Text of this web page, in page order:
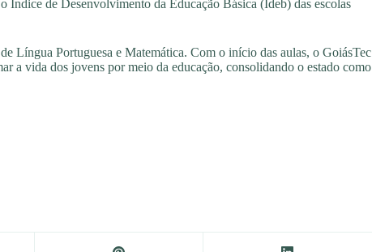
Índice de Desenvolvimento da Educação Básica (Ideb) das escolas
Língua Portuguesa e Matemática. Com o início das aulas, o GoiásTec
a vida dos jovens por meio da educação, consolidando o estado como